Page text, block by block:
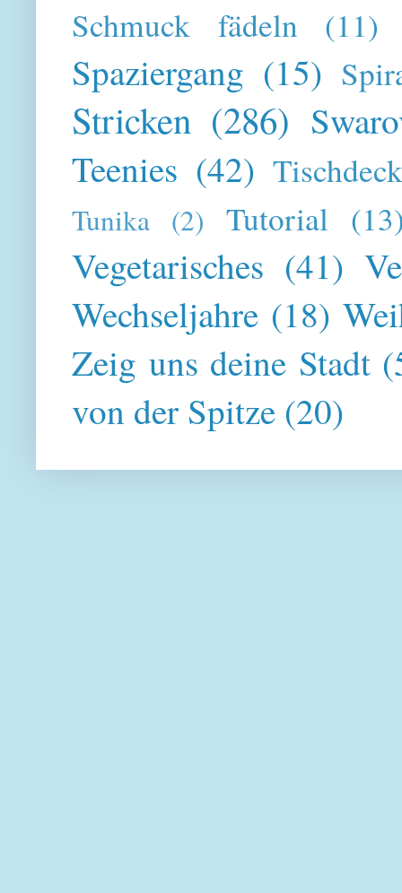
Schmuck fädeln (11)
Spaziergang (15)
Stricken (286)
Teenies (42)
Tunika (2) Tutorial
Vegetarisches (41)
Wechseljahre (18)
Zeig uns deine Stadt
von der Spitze (20)